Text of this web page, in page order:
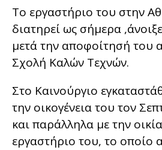
Το εργαστήριο του στην
διατηρεί ως σήμερα
μετά την αποφοίτησή του
Σχολή Καλών Τεχνών.
Στο Καινούργιο
την οικογένεια του τον
και παράλληλα με την
εργαστήριο του, το οποίο